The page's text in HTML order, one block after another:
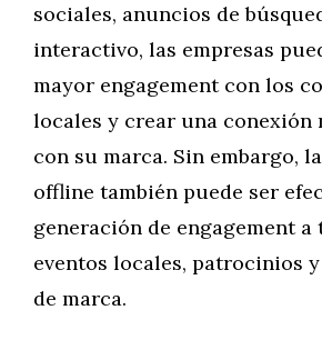
sociales, anuncios de
interactivo, las empresas
mayor engagement con los
locales y crear una conexión
con su marca. Sin embargo,
offline también puede ser
generación de engagement a
eventos locales, patrocinios
de marca.